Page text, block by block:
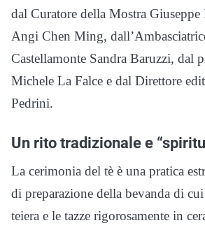
dal Curatore della Mostra Giuseppe
Angi Chen Ming,
Castellamonte Sandra Baruzzi, dal
Michele La Falce e dal Direttore
Pedrini.
Un rito tradizionale e
La cerimonia del tè è una pratica
di preparazione della bevanda di
teiera e le tazze rigorosamente in